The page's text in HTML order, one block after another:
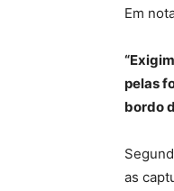
Em
pelas
bordo
as